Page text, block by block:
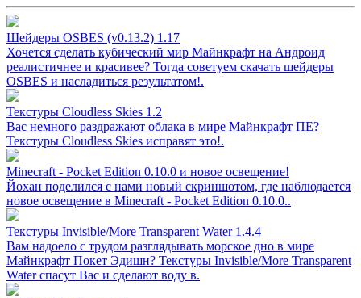
Шейдеры OSBES (v0.13.2) 1.17
Хочется сделать кубический мир Майнкрафт на Андроид
реалистичнее и красивее? Тогда советуем скачать шейдеры
OSBES и насладиться результатом!.
Текстуры Cloudless Skies 1.2
Вас немного раздражают облака в мире Майнкрафт ПЕ?
Текстуры Cloudless Skies исправят это!.
Minecraft - Pocket Edition 0.10.0 и новое освещение!
Йохан поделился с нами новый скриншотом, где наблюдается
новое освещение в Minecraft - Pocket Edition 0.10.0..
Текстуры Invisible/More Transparent Water 1.4.4
Вам надоело с трудом разглядывать морское дно в мире
Майнкрафт Покет Эдишн? Текстуры Invisible/More Transparent
Water спасут Вас и сделают воду в.